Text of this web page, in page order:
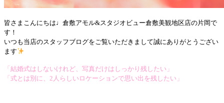
皆さまこんにちは♩倉敷アモル&スタジオビュー倉敷美観地区店の片岡で
す！
いつも当店のスタッフブログをご覧いただきまして誠にありがとうござい
ます
「結婚式はしないけれど、写真だけはしっかり残したい」
「式とは別に、2人らしいロケーションで思い出を残したい」